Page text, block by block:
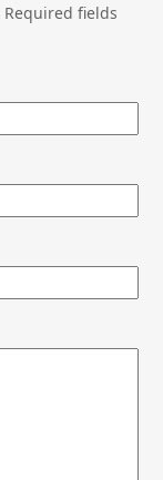
Required fields